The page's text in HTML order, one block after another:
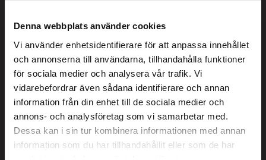
Denna webbplats använder cookies
Vi använder enhetsidentifierare för att anpassa innehållet
och annonserna till användarna, tillhandahålla funktioner
för sociala medier och analysera vår trafik. Vi
vidarebefordrar även sådana identifierare och annan
information från din enhet till de sociala medier och
annons- och analysföretag som vi samarbetar med.
Dessa kan i sin tur kombinera informationen med annan
information som du har tillhandahållit eller som de har
GEMENSAMMA TAKTERRASSER
Takterrasserna som finns längst upp i trapphus
B, C, och D är en fantastisk möjlighet för oss
medlemmar att utnyttja. Det är därmed viktigt
att vi gemensamt tar ansvar för terrasserna.
Därför har vi lite enkla regler för allas trivsel även
för dessa ytor.
Terrasserna är tillgängliga för medlemmar alla
dagar mellan kl 10.00 – 21.00.